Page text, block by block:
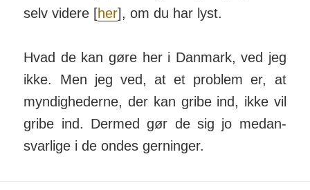
selv videre [her], om du har lyst.
Hvad de kan gøre her i Danmark, ved jeg
ikke. Men jeg ved, at et pro­blem er, at
myn­dig­he­derne, der kan gribe ind, ikke vil
gribe ind. Dermed gør de sig jo med­an­
svar­lige i de ondes ger­ninger.